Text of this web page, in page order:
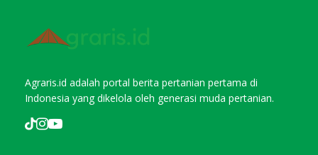
Agraris.id adalah portal berita pertanian pertama di
Indonesia yang dikelola oleh generasi muda pertanian.